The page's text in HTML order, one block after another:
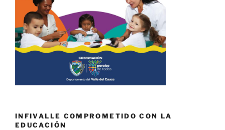
INFIVALLE COMPROMETIDO CON LA
EDUCACIÓN